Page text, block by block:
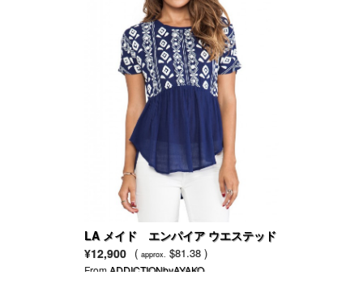
LA メイド エンパイア ウエステッド
トップ
¥12,900 ( approx. $81.38 )
From ADDICTIONbyAYAKO